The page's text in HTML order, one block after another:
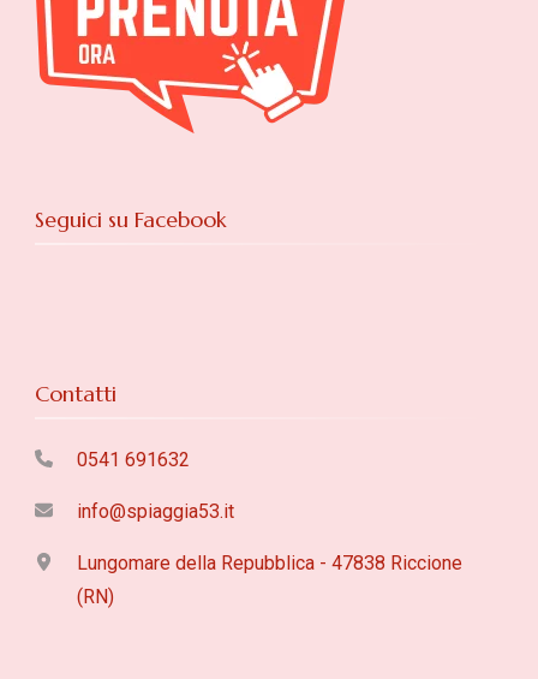
Seguici su Facebook
Contatti
0541 691632
info@spiaggia53.it
Lungomare della Repubblica - 47838 Riccione
(RN)